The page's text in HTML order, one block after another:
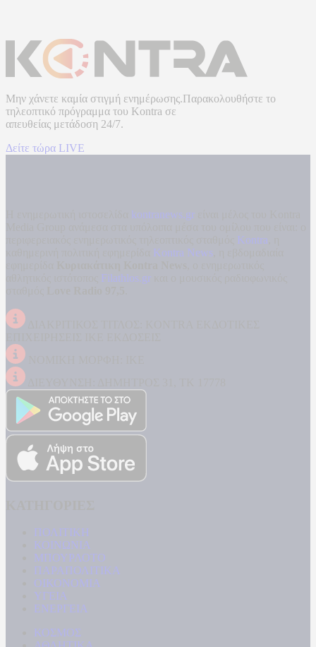
Μην χάνετε καμία στιγμή ενημέρωσης.Παρακολουθήστε το
τηλεοπτικό πρόγραμμα του Kontra σε
απευθείας μετάδοση 24/7.
Δείτε τώρα LIVE
kontranews.gr
Kontra
Kontra News
Filathlos.gr
ΠΟΛΙΤΙΚΗ
ΚΟΙΝΩΝΙΑ
ΜΠΟΥΡΛΟΤΟ
ΠΑΡΑΠΟΛΙΤΙΚΑ
ΟΙΚΟΝΟΜΙΑ
ΥΓΕΙΑ
ΕΝΕΡΓΕΙΑ
ΚΟΣΜΟΣ